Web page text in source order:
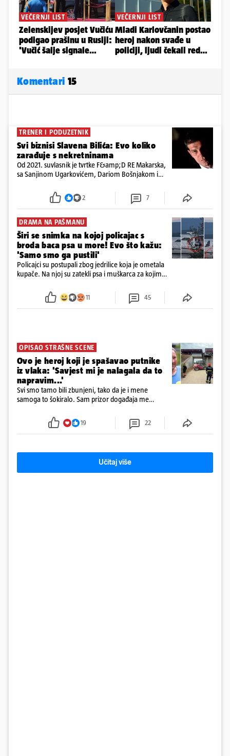
Komentari 15
TRENER I PODUZETNIK
Svi biznisi Slavena Bilića: Evo koliko
zarađuje s nekretninama
Od 2021. suvlasnik je tvrtke F&amp;D RE Makarska,
sa Sanjinom Ugarkovićem, Dariom Bošnjakom i
poslovanje nekretninama, a od osnutka nema
2 7
DRAMA NA PAŠMANU
Širi se snimka na kojoj policajac s
broda baca psa u more! Evo što kažu:
'Samo smo ga pustili'
Policajci su postupali zbog jedrilice koja je ometala
kupače. Na njoj su zatekli psa i muškarca za kojim
ga uhitili, a psa je preuzeo komunalni redar
11 45
OPISAO STRAŠNE SCENE
Ovo je heroj koji je spašavao putnike
iz vlaka: 'Savjest mi je nalagala da to
napravim...'
Svi smo tamo bili zbunjeni, tako da je i mene
samoga to šokiralo. Sam prizor događaja me
19 22
Učitaj više